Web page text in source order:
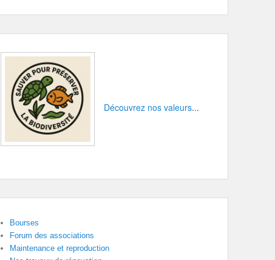
Découvrez nos valeurs...
Bourses
Forum des associations
Maintenance et reproduction